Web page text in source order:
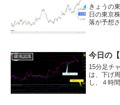
きょうの
日の東京
落が予想
て、本日
環境認識 今日の
15分足チ
は、下げ
し、４時